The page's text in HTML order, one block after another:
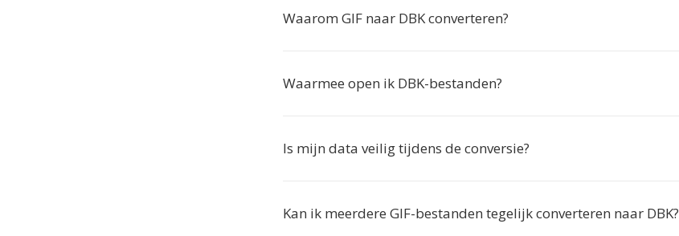
Waarom GIF naar DBK converteren?
Waarmee open ik DBK-bestanden?
Is mijn data veilig tijdens de conversie?
Kan ik meerdere GIF-bestanden tegelijk converteren naar DBK?